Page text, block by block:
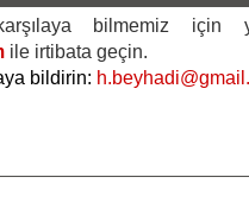
karşılaya bilmemiz
ile irtibata geçin.
bildirin: